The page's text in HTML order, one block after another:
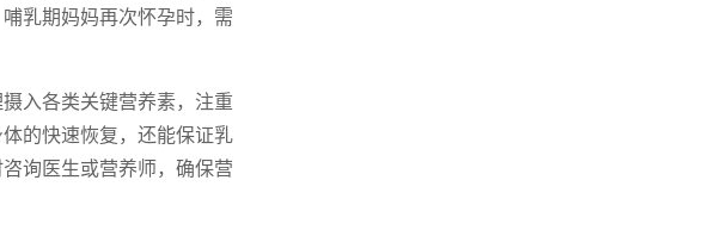
乳期妈妈再次怀孕时，需
入各类关键营养素，注重
的快速恢复，还能保证乳
询医生或营养师，确保营